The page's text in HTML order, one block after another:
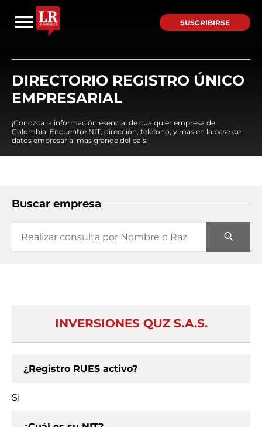
SUSCRIBIRSE
DIRECTORIO REGISTRO ÚNICO
EMPRESARIAL
¡Conozca la información esencial de cualquier empresa de
Colombia! Encuentre NIT, dirección, teléfono, y mas en la base de
datos empresarial mas grande del país.
Buscar empresa
INVERSIONES QUZ S.A.S.
¿Registro RUES activo?
Si